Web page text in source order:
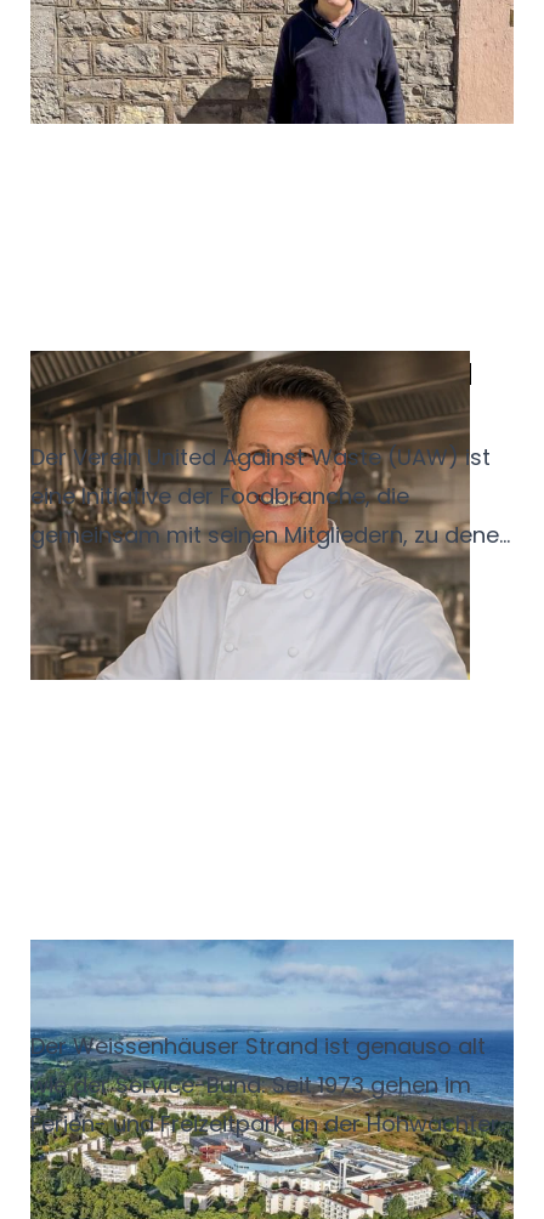
gleicht Kontraste aus und gibt einem
Gericht eine zweite Ebene. Dahinter steckt
keine reine Geschmackssache, sondern
Vernetzung, Transparenz und
Innovation
Der Verein United Against Waste (UAW) ist
eine Initiative der Foodbranche, die
gemeinsam mit seinen Mitgliedern, zu denen
auch der Service-Bund gehört, praktische
Lösungen zur Reduzierung von
Lebensmittelabfällen zur Verfügung stellt.
Mit der Redaktion des Servisa Magazins
Personalakquise für den
Ferienpark
Der Weissenhäuser Strand ist genauso alt
wie der Service-Bund: Seit 1973 gehenim
Ferien- und Freizeitpark an der Hohwachter
Bucht ganzjährig zehntausendeGäste ein
und aus. Wie das Team trotz